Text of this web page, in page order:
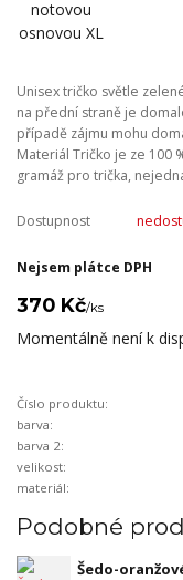
Unisex tričko světle
na přední straně je
případě zájmu mohu
Materiál Tričko je ze 100
gramáž pro trička,
Dostupnost
Nejsem plátce DPH
370 Kč/ks
Momentálně není k
Číslo produktu:
barva:
barva 2:
velikost:
materiál:
Podobné
Šedo-